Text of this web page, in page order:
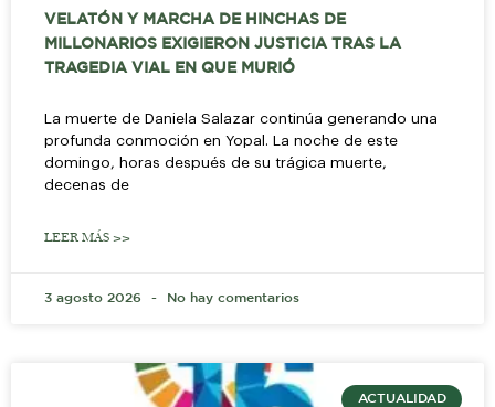
VELATÓN Y MARCHA DE HINCHAS DE
MILLONARIOS EXIGIERON JUSTICIA TRAS LA
TRAGEDIA VIAL EN QUE MURIÓ
La muerte de Daniela Salazar continúa generando una
profunda conmoción en Yopal. La noche de este
domingo, horas después de su trágica muerte,
decenas de
LEER MÁS >>
3 agosto 2026 No hay comentarios
ACTUALIDAD